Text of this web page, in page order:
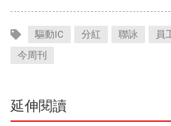
驅動IC 分紅 聯詠 員
今周刊
延伸閱讀